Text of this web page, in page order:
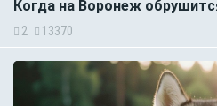
Когда на Воронеж
2 13370